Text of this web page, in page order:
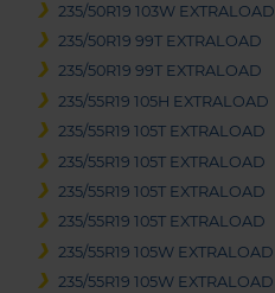
235/50R19 103W EXTRALOAD
235/50R19 99T EXTRALOAD
235/50R19 99T EXTRALOAD
235/55R19 105H EXTRALOAD
235/55R19 105T EXTRALOAD
235/55R19 105T EXTRALOAD
235/55R19 105T EXTRALOAD
235/55R19 105T EXTRALOAD
235/55R19 105W EXTRALOAD
235/55R19 105W EXTRALOAD